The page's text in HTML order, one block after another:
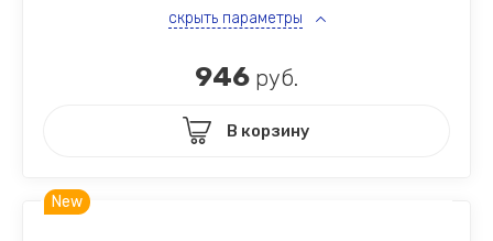
скрыть параметры
946 руб.
В корзину
New